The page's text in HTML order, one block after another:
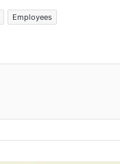
Employees